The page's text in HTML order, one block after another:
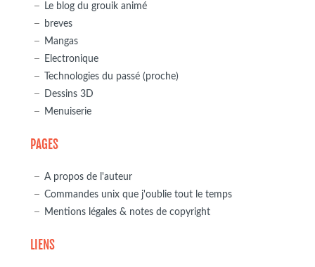
Le blog du grouik animé
breves
Mangas
Electronique
Technologies du passé (proche)
Dessins 3D
Menuiserie
PAGES
A propos de l'auteur
Commandes unix que j'oublie tout le temps
Mentions légales & notes de copyright
LIENS